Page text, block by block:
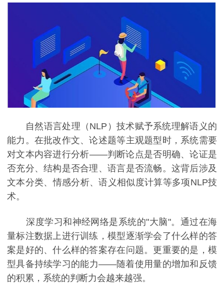
自然语言处理（NLP）技术赋予系统理解语义的
能力。在批改作文、论述题等主观题型时，系统需要
对文本内容进行分析——判断论点是否明确、论证是
否充分、结构是否合理、语言是否流畅。这背后涉及
文本分类、情感分析、语义相似度计算等多项NLP技
术。
深度学习和神经网络是系统的"大脑"。通过在海
量标注数据上进行训练，模型逐渐学会了什么样的答
案是好的、什么样的答案存在问题。更重要的是，模
型具备持续学习的能力——随着使用量的增加和反馈
的积累，系统的判断力会越来越强。